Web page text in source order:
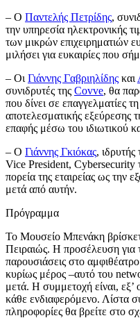
– Ο Παντελής Πετρίδης,
την υπηρεσία ηλεκτρονικής
των μικρών επιχειρηματιών
μιλήσει για ευκαιρίες που
– Οι Γιάννης Γαβριηλίδης και
συνιδρυτές της Covve, θα
που δίνει σε επαγγελματίες
αποτελεσματικής εξεύρεσης
επαφής μέσω του ιδιωτικού
– Ο Γιάννης Γκιόκας, ιδρυτής
Vice President, Cybersecurity
πορεία της εταιρείας ως την
μετά από αυτήν.
Πρόγραμμα
Το Μουσείο Μπενάκη
Πειραιώς. Η προσέλευση για
παρουσιάσεις στο
κυρίως μέρος –αυτό του
μετά. Η συμμετοχή είναι, εξ’
κάθε ενδιαφερόμενο. Λίστα
πληροφορίες θα βρείτε στο